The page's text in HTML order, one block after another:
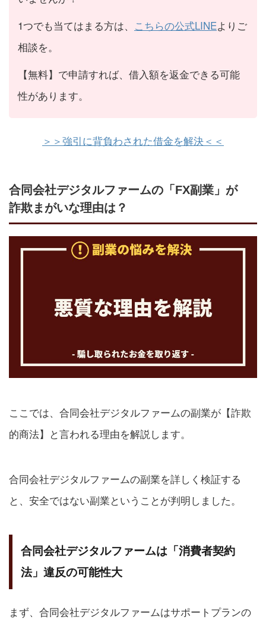
1つでも当てはまる方は、 こちらの公式LINEよりご
相談を。
【無料】で申請すれば、借入額を返金できる可能
性があります。
＞＞強引に背負わされた借金を解決＜＜
合同会社デジタルファームの「FX副業」が
詐欺まがいな理由は？
ここでは、合同会社デジタルファームの副業が【詐欺
的商法】と言われる理由を解説します。
合同会社デジタルファームの副業を詳しく検証する
と、安全ではない副業ということが判明しました。
合同会社デジタルファームは「消費者契約
法」違反の可能性大
まず、合同会社デジタルファームはサポートプランの